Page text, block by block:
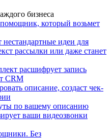
бизнеса
который возьмет
нестандартные идеи для
рассылки или даже станет
расшифрует запись
CRM
описание, создаст чек-
по вашему описанию
ваши видеозвонки
Без